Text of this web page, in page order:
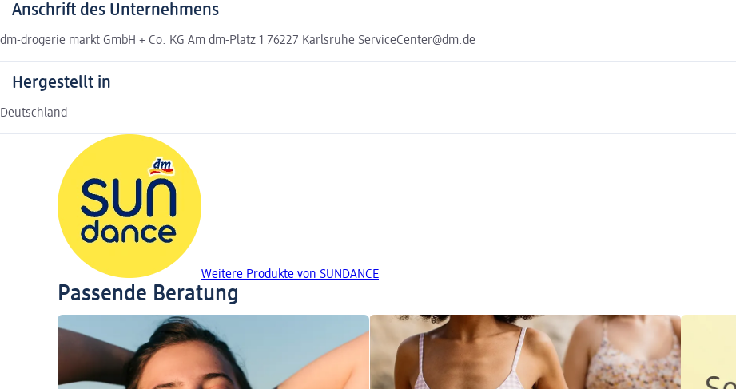
Anschrift des Unternehmens
dm-drogerie markt GmbH + Co. KG Am dm-Platz 1 76227 Karlsruhe ServiceCenter@dm.de
Hergestellt in
Deutschland
Weitere Produkte von SUNDANCE
Passende Beratung